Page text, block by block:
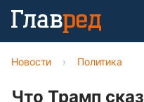
Новости › Политика
Что Трамп